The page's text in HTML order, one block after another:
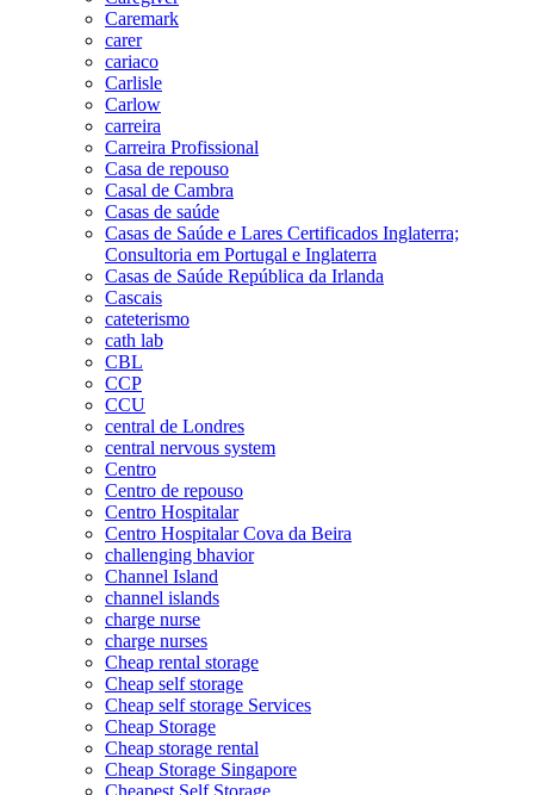
Caremark
carer
cariaco
Carlisle
Carlow
carreira
Carreira Profissional
Casa de repouso
Casal de Cambra
Casas de saúde
Casas de Saúde e Lares Certificados Inglaterra;
Consultoria em Portugal e Inglaterra
Casas de Saúde República da Irlanda
Cascais
cateterismo
cath lab
CBL
CCP
CCU
central de Londres
central nervous system
Centro
Centro de repouso
Centro Hospitalar
Centro Hospitalar Cova da Beira
challenging bhavior
Channel Island
channel islands
charge nurse
charge nurses
Cheap rental storage
Cheap self storage
Cheap self storage Services
Cheap Storage
Cheap storage rental
Cheap Storage Singapore
Cheapest Self Storage